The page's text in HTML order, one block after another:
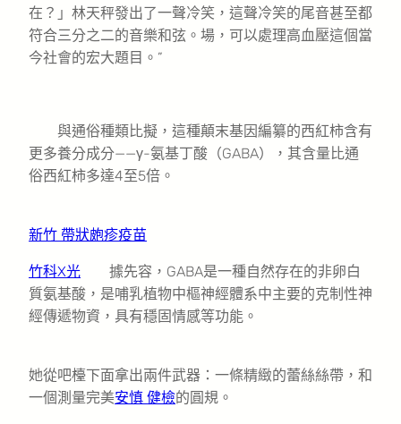
在？」林天秤發出了一聲冷笑，這聲冷笑的尾音甚至都
符合三分之二的音樂和弦。場，可以處理高血壓這個當
今社會的宏大題目。”
與通俗種類比擬，這種顛末基因編纂的西紅柿含有
更多養分成分——γ-氨基丁酸（GABA），其含量比通
俗西紅柿多達4至5倍。
新竹 帶狀皰疹疫苗
竹科X光 據先容，GABA是一種自然存在的非卵白
質氨基酸，是哺乳植物中樞神經體系中主要的克制性神
經傳遞物資，具有穩固情感等功能。
她從吧檯下面拿出兩件武器：一條精緻的蕾絲絲帶，和
一個測量完美安慎 健檢的圓規。